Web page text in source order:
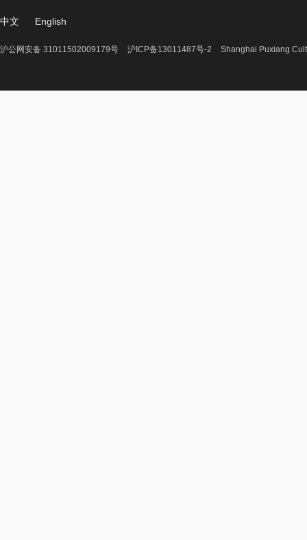
中文 English
沪公网安备 31011502009179号 沪ICP备13011487号-2 Shanghai Puxiang